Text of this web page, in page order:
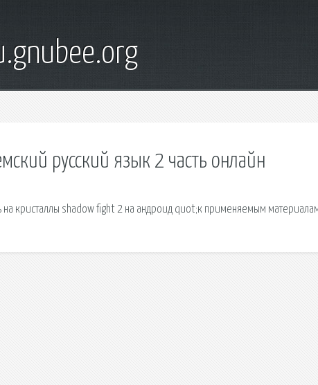
русский язык 2 часть онлайн
на кристаллы shadow fight 2 на андроид quot;к применяемым